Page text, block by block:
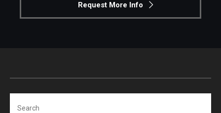
Request More Info